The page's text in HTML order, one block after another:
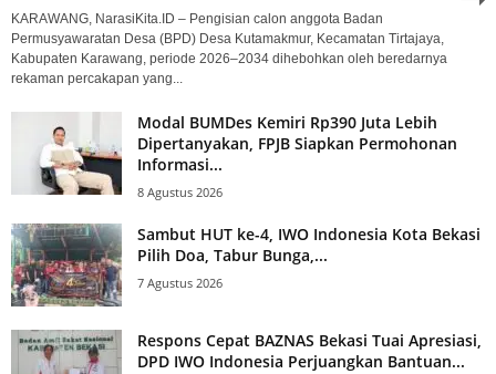
KARAWANG, NarasiKita.ID – Pengisian calon anggota Badan
Permusyawaratan Desa (BPD) Desa Kutamakmur, Kecamatan Tirtajaya,
Kabupaten Karawang, periode 2026–2034 dihebohkan oleh beredarnya
rekaman percakapan yang...
Modal BUMDes Kemiri Rp390 Juta Lebih
Dipertanyakan, FPJB Siapkan Permohonan
Informasi...
8 Agustus 2026
Sambut HUT ke-4, IWO Indonesia Kota Bekasi
Pilih Doa, Tabur Bunga,...
7 Agustus 2026
Respons Cepat BAZNAS Bekasi Tuai Apresiasi,
DPD IWO Indonesia Perjuangkan Bantuan...